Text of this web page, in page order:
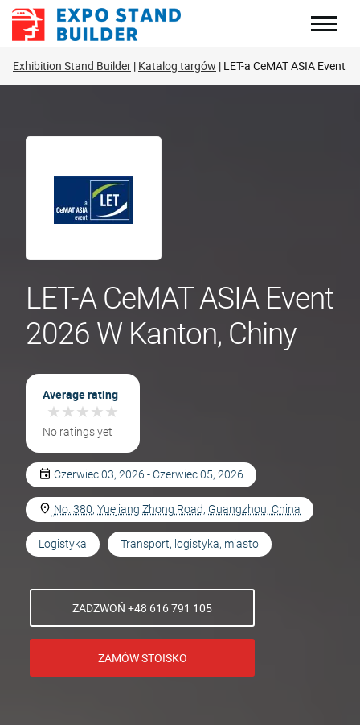
Skip
Exhibition Stand Builder Katalog targów LET-a CeMAT ASIA Event
LET-A CeMAT ASIA Event
2026 W Kanton, Chiny
Average rating
★★★★★
★★★★★
No ratings yet
Czerwiec 03, 2026 - Czerwiec 05, 2026
No. 380, Yuejiang Zhong Road, Guangzhou, China
Logistyka Transport, logistyka, miasto
ZADZWOŃ +48 616 791 105
ZAMÓW STOISKO